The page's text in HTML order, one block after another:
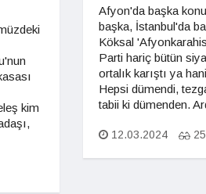
kim
Afyon'da başka
başka, İstanbul'da
Köksal
Parti hariç bütün
ortalık karıştı ya
Hepsi dümendi,
tabii ki dümenden.
12.03.2024